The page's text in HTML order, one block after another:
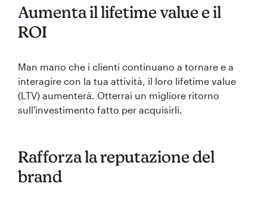
Aumenta il lifetime value e il
ROI
Man mano che i clienti continuano a tornare e a
interagire con la tua attività, il loro lifetime value
(LTV) aumenterà. Otterrai un migliore ritorno
sull'investimento fatto per acquisirli.
Rafforza la reputazione del
brand